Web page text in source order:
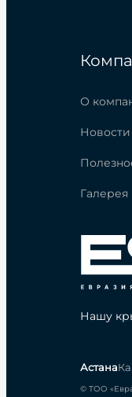
О
Новости
Галерея
Нашу
Астана
© ТОО